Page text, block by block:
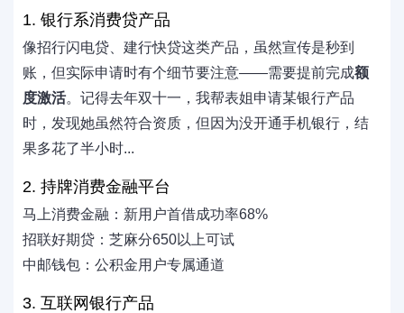
1. 银行系消费贷产品
像招行闪电贷、建行快贷这类产品，虽然宣传是秒到
账，但实际申请时有个细节要注意——需要提前完成额
度激活。记得去年双十一，我帮表姐申请某银行产品
时，发现她虽然符合资质，但因为没开通手机银行，结
果多花了半小时...
2. 持牌消费金融平台
马上消费金融：新用户首借成功率68%
招联好期贷：芝麻分650以上可试
中邮钱包：公积金用户专属通道
3. 互联网银行产品